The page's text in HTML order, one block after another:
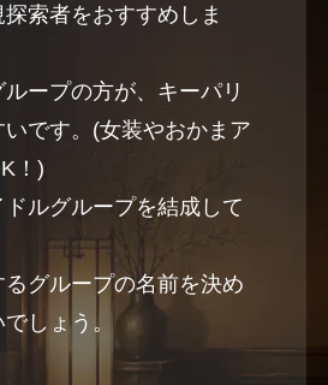
索者をおすすめしま
ープの方が、キーパリ
いです。(女装やおかまア
！)
ルグループを結成して
グループの名前を決め
しょう。